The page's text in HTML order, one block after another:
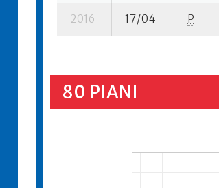
2016 17/04 P
80 PIANI